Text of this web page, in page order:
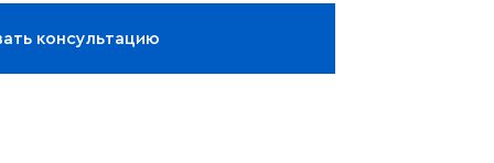
консультацию